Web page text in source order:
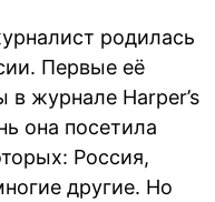
родилась
Первые её
журнале Harper’s
она посетила
Россия,
другие. Но